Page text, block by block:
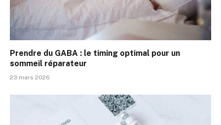
Prendre du GABA : le timing optimal pour un
sommeil réparateur
23 mars 2026